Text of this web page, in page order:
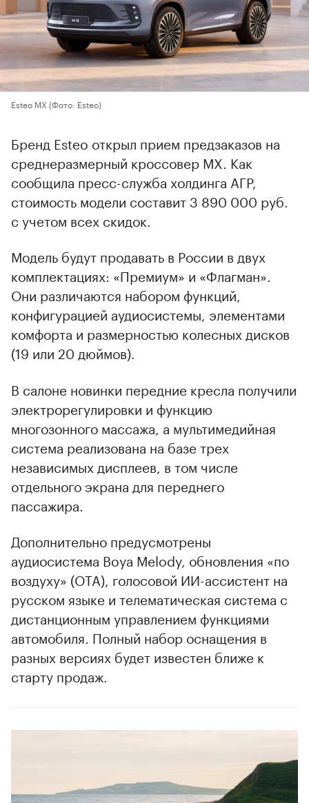
Esteo MX (Фото: Esteo)
Бренд Esteo открыл прием предзаказов на
среднеразмерный кроссовер MX. Как
сообщила пресс-служба холдинга АГР,
стоимость модели составит 3 890 000 руб.
с учетом всех скидок.
Модель будут продавать в России в двух
комплектациях: «Премиум» и «Флагман».
Они различаются набором функций,
конфигурацией аудиосистемы, элементами
комфорта и размерностью колесных дисков
(19 или 20 дюймов).
В салоне новинки передние кресла получили
электрорегулировки и функцию
многозонного массажа, а мультимедийная
система реализована на базе трех
независимых дисплеев, в том числе
отдельного экрана для переднего
пассажира.
Дополнительно предусмотрены
аудиосистема Boya Melody, обновления «по
воздуху» (OTA), голосовой ИИ-ассистент на
русском языке и телематическая система с
дистанционным управлением функциями
автомобиля. Полный набор оснащения в
разных версиях будет известен ближе к
старту продаж.